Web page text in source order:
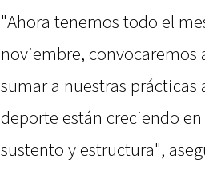
"Ahora tenemos todo el
noviembre, convocaremos
sumar a nuestras
deporte están creciendo
sustento y estructura",